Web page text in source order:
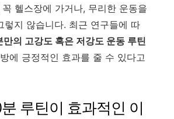
헬스장에 가거나, 무리한 운동을
렇지 않습니다. 최근 연구들에 따
의 고강도 혹은 저강도 운동 루틴
에 긍정적인 효과를 줄 수 있다고
루틴이 효과적인 이